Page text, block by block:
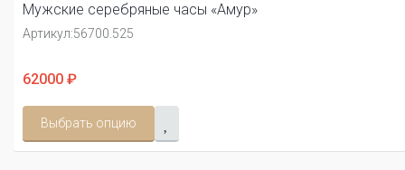
Мужские серебряные часы «Амур»
Артикул:56700.525
62000 ₽
Выбрать опцию